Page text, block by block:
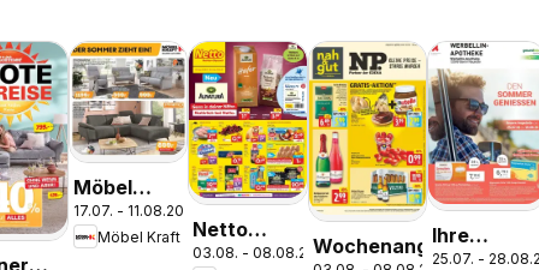
Möbel
Kraft Der
Sommer
17.07. - 11.08.2026
Möbel Kraft
Netto
Marken-
03.08. - 08.08.2026Wochenangebote
Ihre
Apotheke
25.07. -